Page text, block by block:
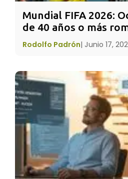
“¿Cuál eres tú?”, le
la adversidad llama a tu
reaccionas o respondes?
que parece fuerte pero
Mundial FIFA 2026:
de 40 años o más
Rodolfo Padrón| Junio 17,